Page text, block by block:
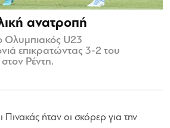
ανατροπή
Ολυμπιακός U23
επικρατώντας 3-2 του
Ρέντη.
ήταν οι σκόρερ για την